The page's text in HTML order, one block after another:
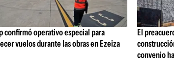
confirmó operativo especial para
vuelos durante las obras en Ezeiza
El
convenio